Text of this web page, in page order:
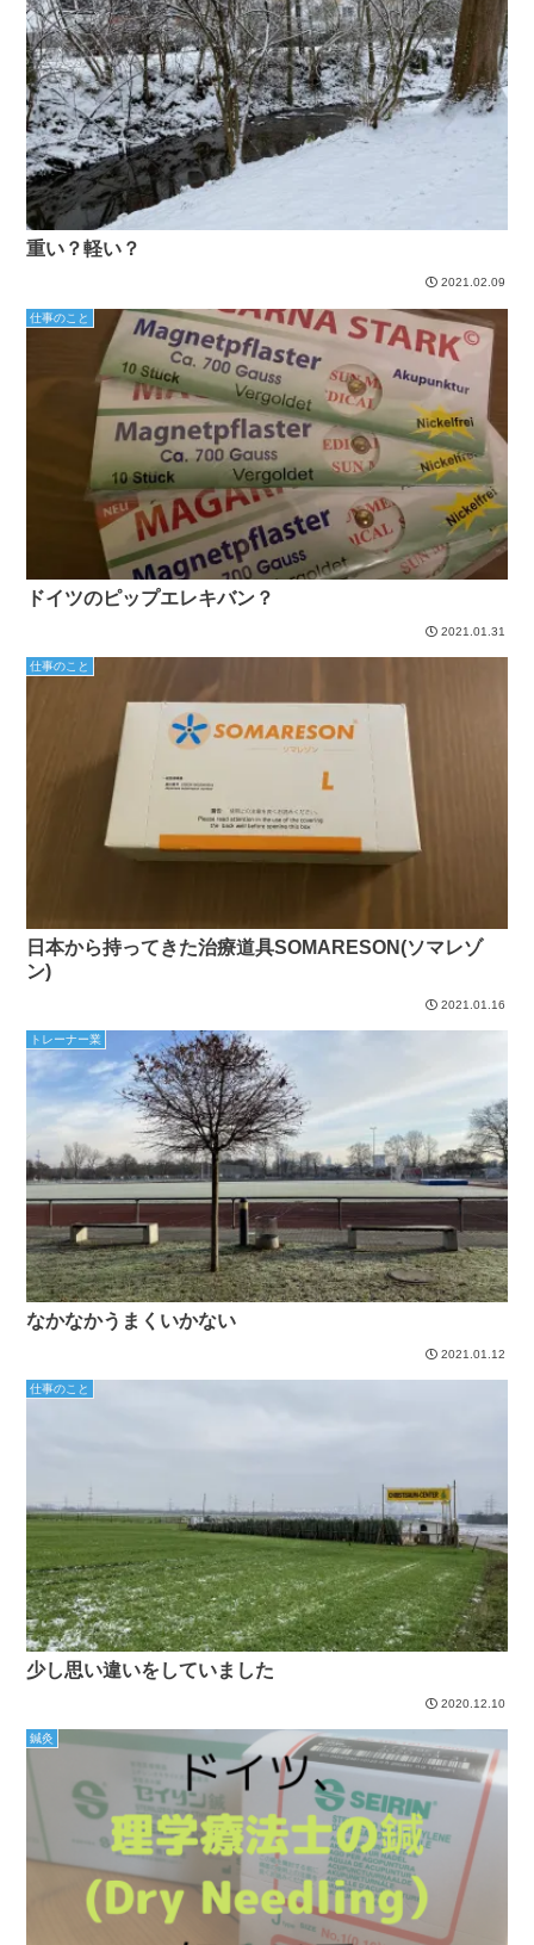
重い？軽い？
2021.02.09
仕事のこと
ドイツのピップエレキバン？
2021.01.31
仕事のこと
日本から持ってきた治療道具SOMARESON(ソマレゾ
ン)
2021.01.16
トレーナー業
なかなかうまくいかない
2021.01.12
仕事のこと
少し思い違いをしていました
2020.12.10
鍼灸